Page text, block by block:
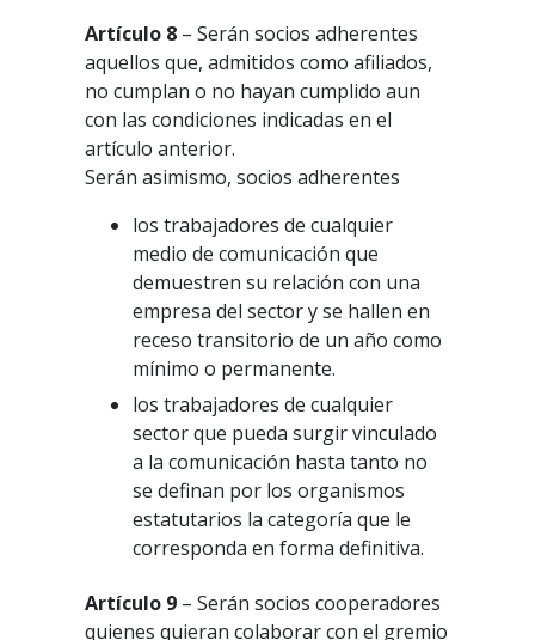
Artículo 8 – Serán socios adherentes
aquellos que, admitidos como afiliados,
no cumplan o no hayan cumplido aun
con las condiciones indicadas en el
artículo anterior.
Serán asimismo, socios adherentes
los trabajadores de cualquier
medio de comunicación que
demuestren su relación con una
empresa del sector y se hallen en
receso transitorio de un año como
mínimo o permanente.
los trabajadores de cualquier
sector que pueda surgir vinculado
a la comunicación hasta tanto no
se definan por los organismos
estatutarios la categoría que le
corresponda en forma definitiva.
Artículo 9 – Serán socios cooperadores
quienes quieran colaborar con el gremio